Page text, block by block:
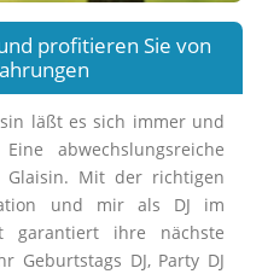
profitieren Sie von
läßt es sich immer und
abwechslungsreiche
Glaisin. Mit der richtigen
und mir als DJ im
garantiert ihre nächste
Geburtstags DJ, Party DJ